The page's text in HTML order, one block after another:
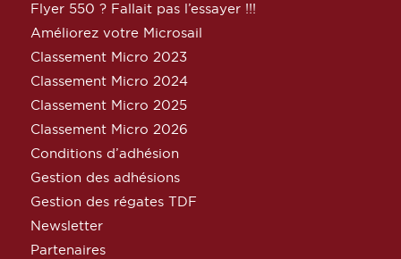
Flyer 550 ? Fallait pas l’essayer !!!
Améliorez votre Microsail
Classement Micro 2023
Classement Micro 2024
Classement Micro 2025
Classement Micro 2026
Conditions d’adhésion
Gestion des adhésions
Gestion des régates TDF
Newsletter
Partenaires